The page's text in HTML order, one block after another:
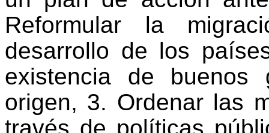
Reformular la
desarrollo de los
existencia de
origen, 3. Ordenar las